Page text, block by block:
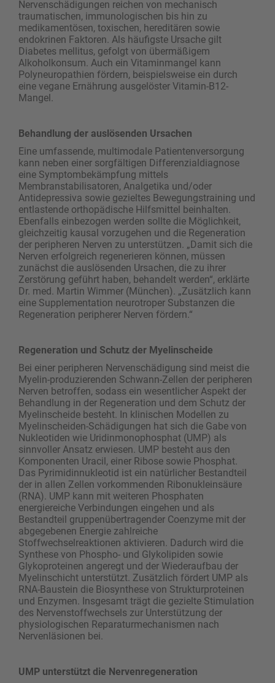
Nervenschädigungen reichen von mechanisch
traumatischen, immunologischen bis hin zu
medikamentösen, toxischen, hereditären sowie
endokrinen Faktoren. Als häufigste Ursache gilt
Diabetes mellitus, gefolgt von übermäßigem
Alkoholkonsum. Auch ein Vitaminmangel kann
Polyneuropathien fördern, beispielsweise ein durch
eine vegane Ernährung ausgelöster Vitamin-B12-
Mangel.
Behandlung der auslösenden Ursachen
Eine umfassende, multimodale Patientenversorgung
kann neben einer sorgfältigen Differenzialdiagnose
eine Symptombekämpfung mittels
Membranstabilisatoren, Analgetika und/oder
Antidepressiva sowie gezieltes Bewegungstraining und
entlastende orthopädische Hilfsmittel beinhalten.
Ebenfalls einbezogen werden sollte die Möglichkeit,
gleichzeitig kausal vorzugehen und die Regeneration
der peripheren Nerven zu unterstützen. „Damit sich die
Nerven erfolgreich regenerieren können, müssen
zunächst die auslösenden Ursachen, die zu ihrer
Zerstörung geführt haben, behandelt werden“, erklärte
Dr. med. Martin Wimmer (München). „Zusätzlich kann
eine Supplementation neurotroper Substanzen die
Regeneration peripherer Nerven fördern.“
Regeneration und Schutz der Myelinscheide
Bei einer peripheren Nervenschädigung sind meist die
Myelin-produzierenden Schwann-Zellen der peripheren
Nerven betroffen, sodass ein wesentlicher Aspekt der
Behandlung in der Regeneration und dem Schutz der
Myelinscheide besteht. In klinischen Modellen zu
Myelinscheiden-Schädigungen hat sich die Gabe von
Nukleotiden wie Uridinmonophosphat (UMP) als
sinnvoller Ansatz erwiesen. UMP besteht aus den
Komponenten Uracil, einer Ribose sowie Phosphat.
Das Pyrimidinnukleotid ist ein natürlicher Bestandteil
der in allen Zellen vorkommenden Ribonukleinsäure
(RNA). UMP kann mit weiteren Phosphaten
energiereiche Verbindungen eingehen und als
Bestandteil gruppenübertragender Coenzyme mit der
abgegebenen Energie zahlreiche
Stoffwechselreaktionen aktivieren. Dadurch wird die
Synthese von Phospho- und Glykolipiden sowie
Glykoproteinen angeregt und der Wiederaufbau der
Myelinschicht unterstützt. Zusätzlich fördert UMP als
RNA-Baustein die Biosynthese von Strukturproteinen
und Enzymen. Insgesamt trägt die gezielte Stimulation
des Nervenstoffwechsels zur Unterstützung der
physiologischen Reparaturmechanismen nach
Nervenläsionen bei.
UMP unterstützt die Nervenregeneration